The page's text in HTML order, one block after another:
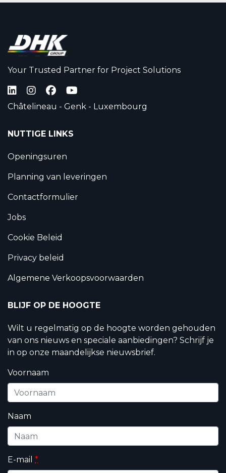
Your Trusted Partner for Project Solutions
Châtelineau - Genk - Luxembourg
NUTTIGE LINKS
Openingsuren
Planning van leveringen
Contactformulier
Jobs
Cookie Beleid
Privacy beleid
Algemene Verkoopsvoorwaarden
BLIJF OP DE HOOGTE
Wilt u regelmatig op de hoogte worden gehouden
van ons nieuws en speciale aanbiedingen? Schrijf je
in op onze maandelijkse nieuwsbrief.
Voornaam
Naam
E-mail *